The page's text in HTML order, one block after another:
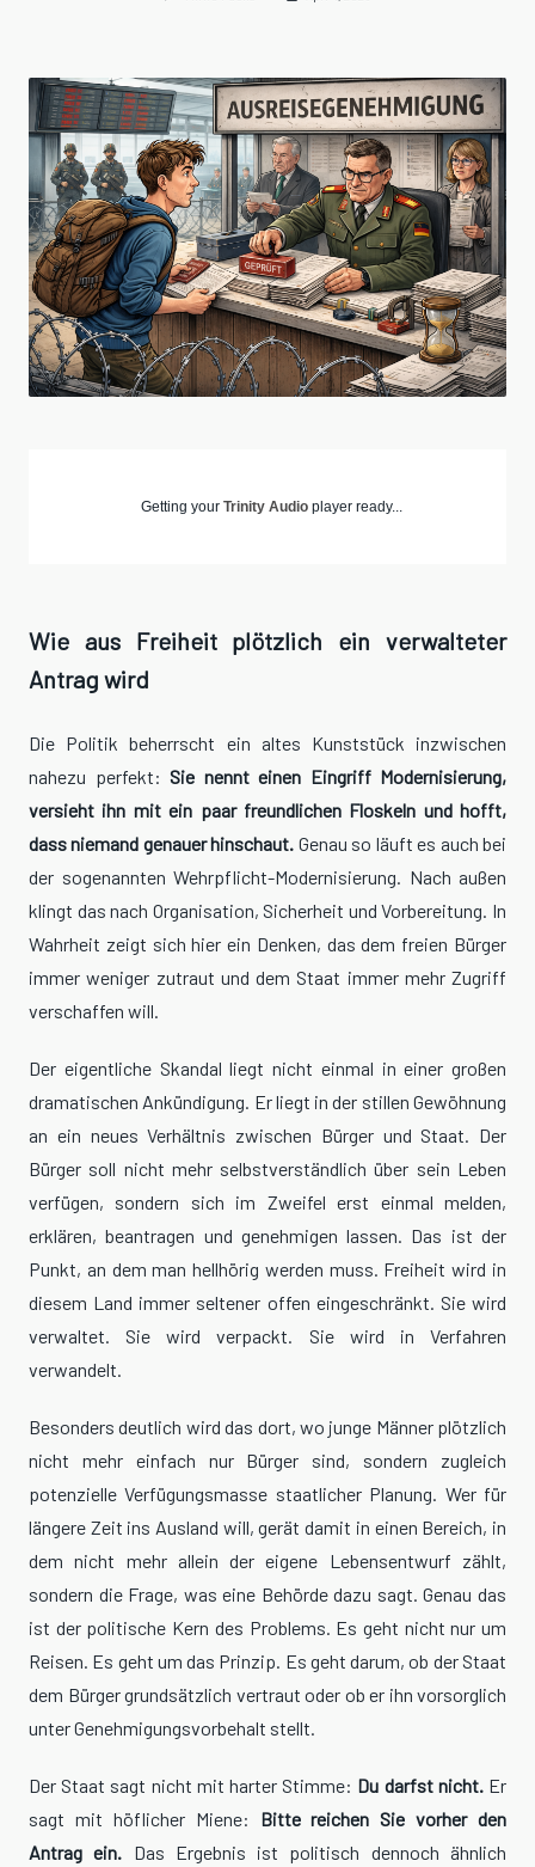
Getting your Trinity Audio player ready...
Wie aus Freiheit plötzlich ein verwalteter
Antrag wird
Die Politik beherrscht ein altes Kunststück inzwischen
nahezu perfekt: Sie nennt einen Eingriff Modernisierung,
versieht ihn mit ein paar freundlichen Floskeln und hofft,
dass niemand genauer hinschaut. Genau so läuft es auch bei
der sogenannten Wehrpflicht-Modernisierung. Nach außen
klingt das nach Organisation, Sicherheit und Vorbereitung. In
Wahrheit zeigt sich hier ein Denken, das dem freien Bürger
immer weniger zutraut und dem Staat immer mehr Zugriff
verschaffen will.
Der eigentliche Skandal liegt nicht einmal in einer großen
dramatischen Ankündigung. Er liegt in der stillen Gewöhnung
an ein neues Verhältnis zwischen Bürger und Staat. Der
Bürger soll nicht mehr selbstverständlich über sein Leben
verfügen, sondern sich im Zweifel erst einmal melden,
erklären, beantragen und genehmigen lassen. Das ist der
Punkt, an dem man hellhörig werden muss. Freiheit wird in
diesem Land immer seltener offen eingeschränkt. Sie wird
verwaltet. Sie wird verpackt. Sie wird in Verfahren
verwandelt.
Besonders deutlich wird das dort, wo junge Männer plötzlich
nicht mehr einfach nur Bürger sind, sondern zugleich
potenzielle Verfügungsmasse staatlicher Planung. Wer für
längere Zeit ins Ausland will, gerät damit in einen Bereich, in
dem nicht mehr allein der eigene Lebensentwurf zählt,
sondern die Frage, was eine Behörde dazu sagt. Genau das
ist der politische Kern des Problems. Es geht nicht nur um
Reisen. Es geht um das Prinzip. Es geht darum, ob der Staat
dem Bürger grundsätzlich vertraut oder ob er ihn vorsorglich
unter Genehmigungsvorbehalt stellt.
Der Staat sagt nicht mit harter Stimme: Du darfst nicht.Er
sagt mit höflicher Miene: Bitte reichen Sie vorher den
Antrag ein. Das Ergebnis ist politisch dennoch ähnlich